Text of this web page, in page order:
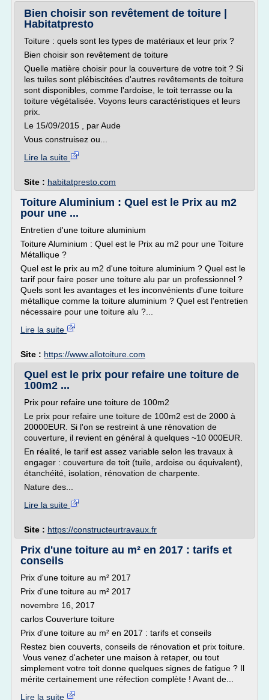
Bien choisir son revêtement de toiture |
Habitatpresto
Toiture : quels sont les types de matériaux et leur prix ?
Bien choisir son revêtement de toiture
Quelle matière choisir pour la couverture de votre toit ? Si
les tuiles sont plébiscitées d'autres revêtements de toiture
sont disponibles, comme l'ardoise, le toit terrasse ou la
toiture végétalisée. Voyons leurs caractéristiques et leurs
prix.
Le 15/09/2015 , par Aude
Vous construisez ou...
Lire la suite
Site : habitatpresto.com
Toiture Aluminium : Quel est le Prix au m2
pour une ...
Entretien d'une toiture aluminium
Toiture Aluminium : Quel est le Prix au m2 pour une Toiture
Métallique ?
Quel est le prix au m2 d'une toiture aluminium ? Quel est le
tarif pour faire poser une toiture alu par un professionnel ?
Quels sont les avantages et les inconvénients d'une toiture
métallique comme la toiture aluminium ? Quel est l'entretien
nécessaire pour une toiture alu ?...
Lire la suite
Site : https://www.allotoiture.com
Quel est le prix pour refaire une toiture de
100m2 ...
Prix pour refaire une toiture de 100m2
Le prix pour refaire une toiture de 100m2 est de 2000 à
20000EUR. Si l'on se restreint à une rénovation de
couverture, il revient en général à quelques ~10 000EUR.
En réalité, le tarif est assez variable selon les travaux à
engager : couverture de toit (tuile, ardoise ou équivalent),
étanchéité, isolation, rénovation de charpente.
Nature des...
Lire la suite
Site : https://constructeurtravaux.fr
Prix d'une toiture au m² en 2017 : tarifs et
conseils
Prix d'une toiture au m² 2017
Prix d'une toiture au m² 2017
novembre 16, 2017
carlos Couverture toiture
Prix d'une toiture au m² en 2017 : tarifs et conseils
Restez bien couverts, conseils de rénovation et prix toiture.
Vous venez d'acheter une maison à retaper, ou tout
simplement votre toit donne quelques signes de fatigue ? Il
mérite certainement une réfection complète ! Avant de...
Lire la suite